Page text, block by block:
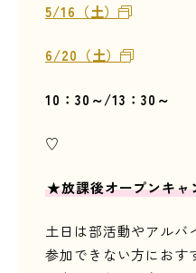
5/16（土）
6/20（土）
10：30～/13：30～
♡
★放課後オープンキャ
土日は部活動やアルバ
参加できない方にお